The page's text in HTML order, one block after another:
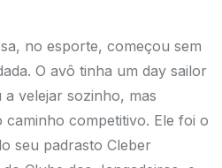
no esporte, começou sem
O avô tinha um day sailor
velejar sozinho, mas
caminho competitivo. Ele foi o
seu padrasto Cleber